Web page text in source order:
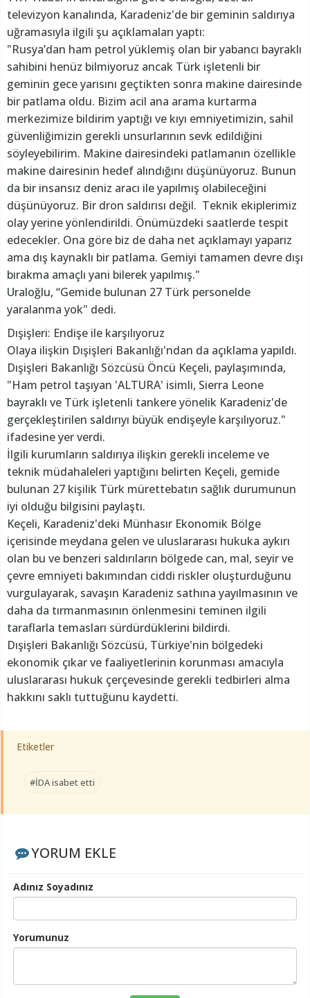
televizyon kanalında, Karadeniz'de bir geminin saldırıya
uğramasıyla ilgili şu açıklamaları yaptı:
"Rusya’dan ham petrol yüklemiş olan bir yabancı bayraklı
sahibini henüz bilmiyoruz ancak Türk işletenli bir
geminin gece yarısını geçtikten sonra makine dairesinde
bir patlama oldu. Bizim acil ana arama kurtarma
merkezimize bildirim yaptığı ve kıyı emniyetimizin, sahil
güvenliğimizin gerekli unsurlarının sevk edildiğini
söyleyebilirim. Makine dairesindeki patlamanın özellikle
makine dairesinin hedef alındığını düşünüyoruz. Bunun
da bir insansız deniz aracı ile yapılmış olabileceğini
düşünüyoruz. Bir dron saldırısı değil. Teknik ekiplerimiz
olay yerine yönlendirildi. Önümüzdeki saatlerde tespit
edecekler. Ona göre biz de daha net açıklamayı yaparız
ama dış kaynaklı bir patlama. Gemiyi tamamen devre dışı
bırakma amaçlı yani bilerek yapılmış."
Uraloğlu, “Gemide bulunan 27 Türk personelde
yaralanma yok" dedi.
Dışişleri: Endişe ile karşılıyoruz
Olaya ilişkin Dışişleri Bakanlığı'ndan da açıklama yapıldı.
Dışişleri Bakanlığı Sözcüsü Öncü Keçeli, paylaşımında,
"Ham petrol taşıyan 'ALTURA' isimli, Sierra Leone
bayraklı ve Türk işletenli tankere yönelik Karadeniz'de
gerçekleştirilen saldırıyı büyük endişeyle karşılıyoruz."
ifadesine yer verdi.
İlgili kurumların saldırıya ilişkin gerekli inceleme ve
teknik müdahaleleri yaptığını belirten Keçeli, gemide
bulunan 27 kişilik Türk mürettebatın sağlık durumunun
iyi olduğu bilgisini paylaştı.
Keçeli, Karadeniz'deki Münhasır Ekonomik Bölge
içerisinde meydana gelen ve uluslararası hukuka aykırı
olan bu ve benzeri saldırıların bölgede can, mal, seyir ve
çevre emniyeti bakımından ciddi riskler oluşturduğunu
vurgulayarak, savaşın Karadeniz sathına yayılmasının ve
daha da tırmanmasının önlenmesini teminen ilgili
taraflarla temasları sürdürdüklerini bildirdi.
Dışişleri Bakanlığı Sözcüsü, Türkiye'nin bölgedeki
ekonomik çıkar ve faaliyetlerinin korunması amacıyla
uluslararası hukuk çerçevesinde gerekli tedbirleri alma
hakkını saklı tuttuğunu kaydetti.
Etiketler
#İDA isabet etti
YORUM EKLE
Adınız Soyadınız
Yorumunuz